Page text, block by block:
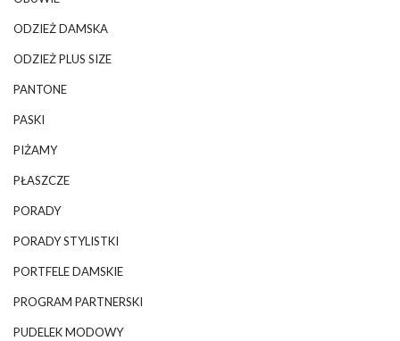
ODZIEŻ DAMSKA
ODZIEŻ PLUS SIZE
PANTONE
PASKI
PIŻAMY
PŁASZCZE
PORADY
PORADY STYLISTKI
PORTFELE DAMSKIE
PROGRAM PARTNERSKI
PUDELEK MODOWY